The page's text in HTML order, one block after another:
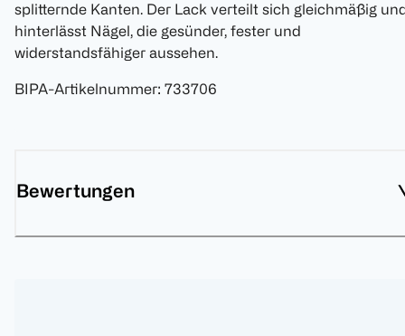
splitternde Kanten. Der Lack verteilt sich gleichmäßig
hinterlässt Nägel, die gesünder, fester und
widerstandsfähiger aussehen.
BIPA-Artikelnummer: 733706
Bewertungen